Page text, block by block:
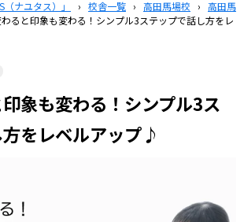
ナユタス）」 › 校舎一覧 › 高田馬場校 › 高田馬
ると印象も変わる！シンプル3ステップで話し方をレ
象も変わる！シンプル3ス
をレベルアップ♪